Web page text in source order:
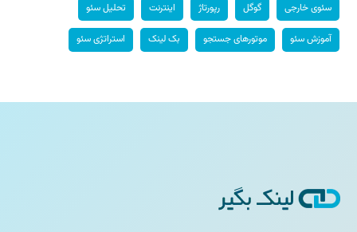
سئوی خارجی گوگل رپورتاژ اینترنت تحلیل سئو
آموزش سئو موتورهای جستجو بک لینک استراتژی سئو